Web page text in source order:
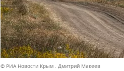
© РИА Новости Крым . Дмитрий Макеев